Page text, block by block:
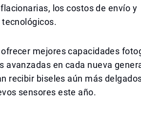
los costos de envío y
mejores capacidades
avanzadas en cada nueva
recibir biseles aún más
sensores este año.